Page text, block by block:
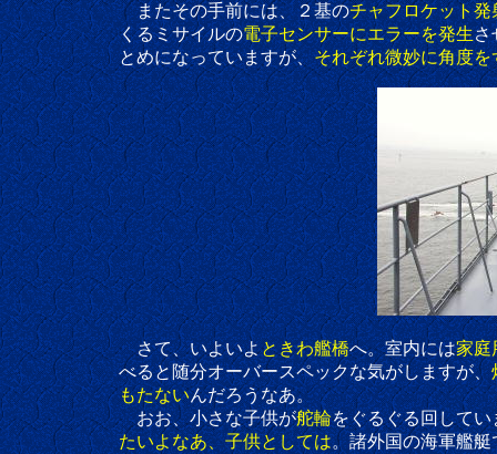
またその手前には、２基のチャフロケット発
くるミサイルの電子センサーにエラーを発生さ
とめになっていますが、それぞれ微妙に角度を
さて、いよいよときわ艦橋へ。室内には家庭
べると随分オーバースペックな気がしますが、
もたないんだろうなあ。
おお、小さな子供が舵輪をぐるぐる回して
たいよなあ、子供としては。諸外国の海軍艦艇